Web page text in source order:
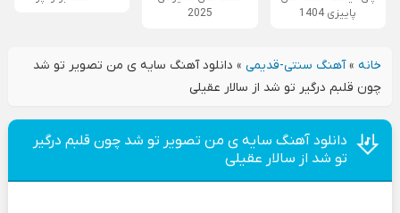
پاییزی 1404
2025
خانه»آهنگ سنتی-قدیمی» دانلود آهنگ سایه ی من تصویر تو شد
چون قلبم درگیر تو شد از سالار عقیلی
دانلود آهنگ سایه ی من تصویر تو شد چون قلبم درگیر
تو شد از سالار عقیلی